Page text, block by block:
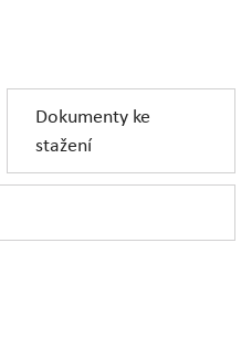
Dokumenty ke
stažení